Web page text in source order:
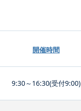
開催時間
9:30～16:30(受付9:00)